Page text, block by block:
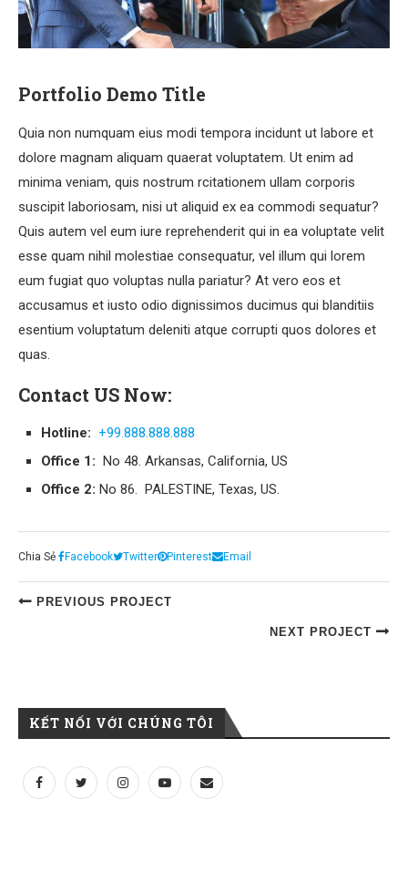
Portfolio Demo Title
Quia non numquam eius modi tempora incidunt ut labore et
dolore magnam aliquam quaerat voluptatem. Ut enim ad
minima veniam, quis nostrum rcitationem ullam corporis
suscipit laboriosam, nisi ut aliquid ex ea commodi sequatur?
Quis autem vel eum iure reprehenderit qui in ea voluptate velit
esse quam nihil molestiae consequatur, vel illum qui lorem
eum fugiat quo voluptas nulla pariatur? At vero eos et
accusamus et iusto odio dignissimos ducimus qui blanditiis
esentium voluptatum deleniti atque corrupti quos dolores et
quas.
Contact US Now:
Hotline: +99.888.888.888
Office 1: No 48. Arkansas, California, US
Office 2: No 86. PALESTINE, Texas, US.
Chia Sẻ Facebook Twitter Pinterest Email
PREVIOUS PROJECT
NEXT PROJECT
KẾT NỐI VỚI CHÚNG TÔI